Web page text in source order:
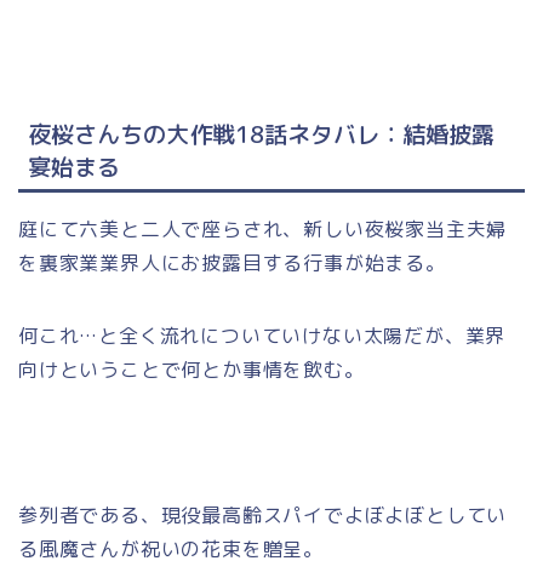
夜桜さんちの大作戦18話ネタバレ：結婚披露
宴始まる
庭にて六美と二人で座らされ、新しい夜桜家当主夫婦
を裏家業業界人にお披露目する行事が始まる。
何これ…と全く流れについていけない太陽だが、業界
向けということで何とか事情を飲む。
参列者である、現役最高齢スパイでよぼよぼとしてい
る風魔さんが祝いの花束を贈呈。